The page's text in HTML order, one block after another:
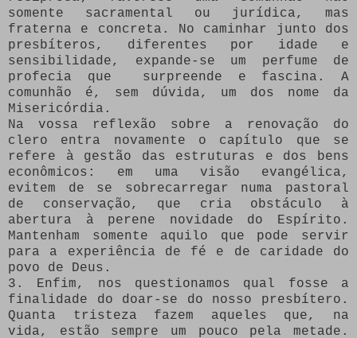
somente sacramental ou jurídica, mas
fraterna e concreta. No caminhar junto dos
presbíteros, diferentes por idade e
sensibilidade, expande-se um perfume de
profecia que surpreende e fascina. A
comunhão é, sem dúvida, um dos nome da
Misericórdia.
Na vossa reflexão sobre a renovação do
clero entra novamente o capítulo que se
refere à gestão das estruturas e dos bens
econômicos: em uma visão evangélica,
evitem de se sobrecarregar numa pastoral
de conservação, que cria obstáculo à
abertura à perene novidade do Espírito.
Mantenham somente aquilo que pode servir
para a experiência de fé e de caridade do
povo de Deus.
3. Enfim, nos questionamos qual fosse a
finalidade do doar-se do nosso presbítero.
Quanta tristeza fazem aqueles que, na
vida, estão sempre um pouco pela metade.